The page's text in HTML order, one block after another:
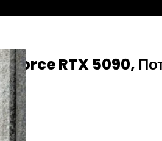
RTX 5090,